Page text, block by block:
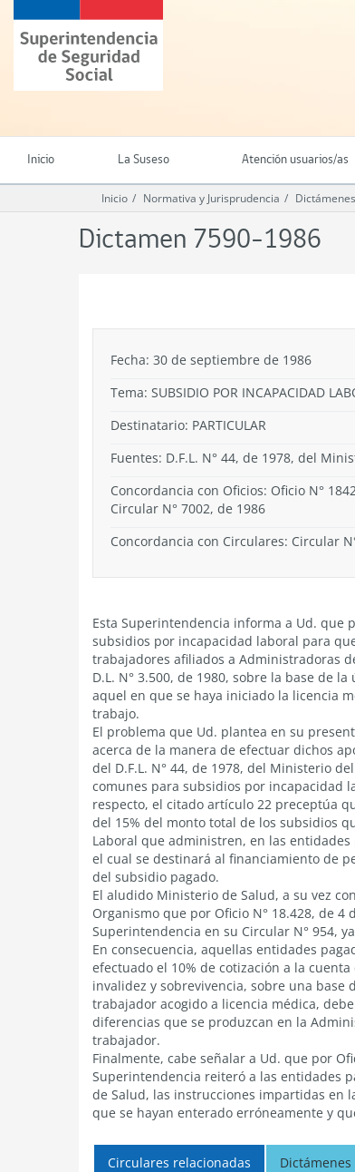
contenido
principal
Superintendencia
de
Seguridad
(SUSESO)
Chile
Inicio La Suseso Atención usuarios/as
Inicio Normativa y Jurisprudencia
Dictamen 7590-1986
Fecha: 30 de septiembre de 1986
Tema: SUBSIDIO POR INCAPACIDAD
Destinatario: PARTICULAR
Fuentes: D.F.L. N° 44, de 1978, del
Concordancia con Oficios: Oficio N°
Circular N° 7002, de 1986
Concordancia con Circulares: Circular
Esta Superintendencia informa a Ud. que
subsidios por incapacidad laboral para
trabajadores afiliados a Administradoras
D.L. N° 3.500, de 1980, sobre la base de
aquel en que se haya iniciado la licencia
trabajo.
El problema que Ud. plantea en su
acerca de la manera de efectuar dichos
del D.F.L. N° 44, de 1978, del Ministerio
comunes para subsidios por incapacidad
respecto, el citado artículo 22 preceptúa
del 15% del monto total de los subsidios
Laboral que administren, en las
el cual se destinará al financiamiento de
del subsidio pagado.
El aludido Ministerio de Salud, a su vez
Organismo que por Oficio N° 18.428, de
Superintendencia en su Circular N° 954,
En consecuencia, aquellas entidades
efectuado el 10% de cotización a la
invalidez y sobrevivencia, sobre una
trabajador acogido a licencia médica,
diferencias que se produzcan en la
trabajador.
Finalmente, cabe señalar a Ud. que por
Superintendencia reiteró a las entidades
de Salud, las instrucciones impartidas en
que se hayan enterado erróneamente y
Circulares relacionadas